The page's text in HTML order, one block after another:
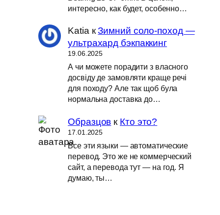
интересно, как будет, особенно…
KatiaкЗимний соло-поход —
ультрахард бэкпаккинг
19.06.2025
А чи можете порадити з власного
досвіду де замовляти краще речі
для походу? Але так щоб була
нормальна доставка до…
Образцов к Кто это?
17.01.2025
Все эти языки — автоматические
перевод. Это же не коммерческий
сайт, а перевода тут — на год. Я
думаю, ты…